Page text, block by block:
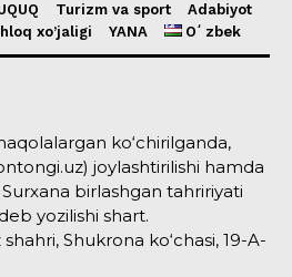
Turizm va sport
Adabiyot
xo’jaligi YANA Oʻzbek
ko‘chirilganda,
joylashtirilishi hamda
birlashgan tahririyati
yozilishi shart.
Shukrona ko‘chasi, 19-A-